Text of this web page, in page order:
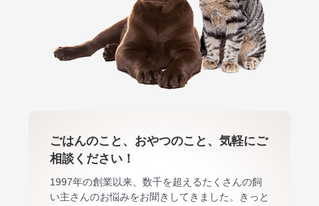
ごはんのこと、おやつのこと、気軽にご
相談ください！
1997年の創業以来、数千を超えるたくさんの飼
い主さんのお悩みをお聞きしてきました。きっと